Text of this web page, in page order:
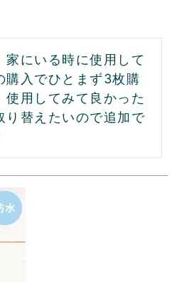
家にいる時に使用して
購入でひとまず3枚購
使用してみて良かった
り替えたいので追加で